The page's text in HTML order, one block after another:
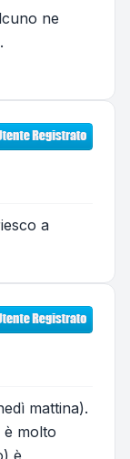
ne
a
mattina).
è molto